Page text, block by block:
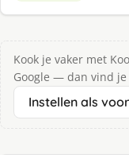
Kook je vaker met
Google — dan vind
Instellen als